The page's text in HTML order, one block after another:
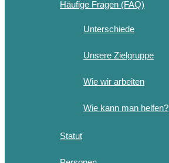
Häufige Fragen (FAQ)
Unterschiede
Unsere Zielgruppe
Wie wir arbeiten
Wie kann man helfen?
Statut